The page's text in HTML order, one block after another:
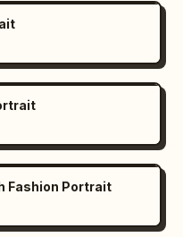
Fashion Portrait